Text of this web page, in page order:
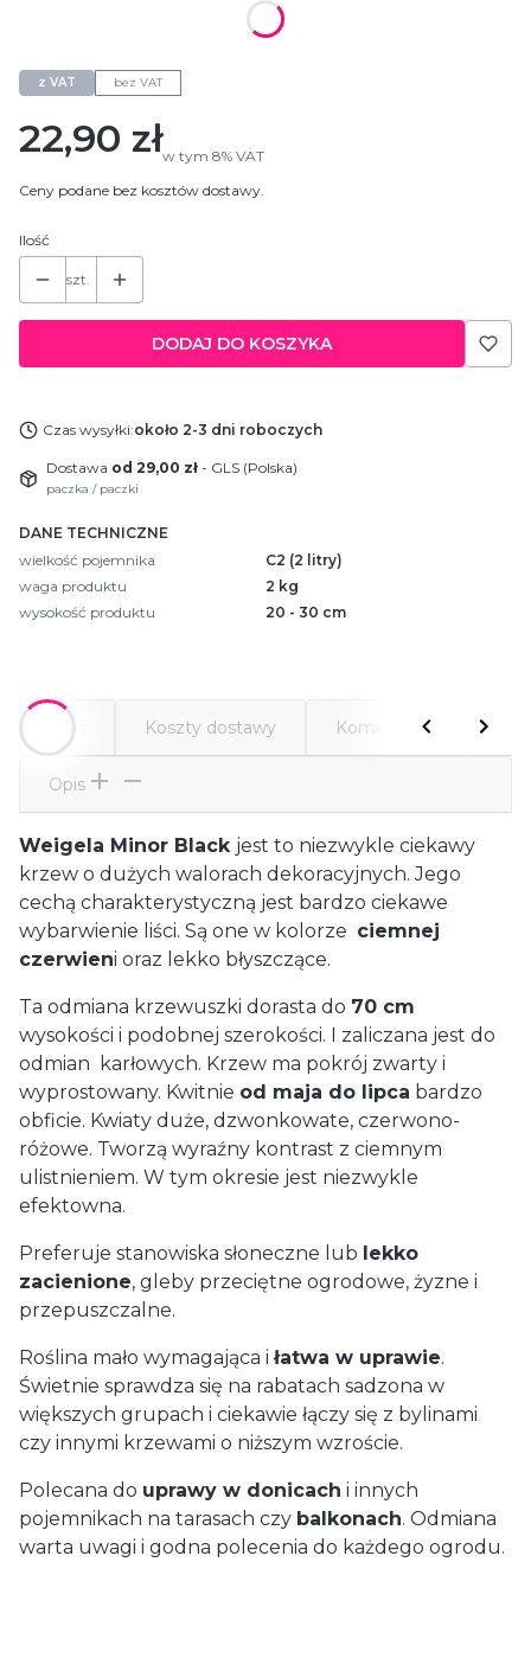
z VAT bez VAT
Cena
22,90 złw tym 8% VAT
Ceny podane bez kosztów dostawy.
Ilość
szt.
DODAJ DO KOSZYKA
Czas wysyłki:około 2-3 dni roboczych
Dostawa od 29,00 zł - GLS (Polska)
paczka / paczki
DANE TECHNICZNE
wielkość pojemnika
C2 (2 litry)
waga produktu
2 kg
wysokość produktu
20 - 30 cm
Opis Koszty dostawy Komentarze
Opis
Weigela Minor Black jest to niezwykle ciekawy
krzew o dużych walorach dekoracyjnych. Jego
cechą charakterystyczną jest bardzo ciekawe
wybarwienie liści. Są one w kolorze ciemnej
czerwieni oraz lekko błyszczące.
Ta odmiana krzewuszki dorasta do 70 cm
wysokości i podobnej szerokości. I zaliczana jest do
odmian karłowych. Krzew ma pokrój zwarty i
wyprostowany. Kwitnie od maja do lipca bardzo
obficie. Kwiaty duże, dzwonkowate, czerwono-
różowe. Tworzą wyraźny kontrast z ciemnym
ulistnieniem. W tym okresie jest niezwykle
efektowna.
Preferuje stanowiska słoneczne lub lekko
zacienione, gleby przeciętne ogrodowe, żyzne i
przepuszczalne.
Roślina mało wymagająca iłatwa w uprawie.
Świetnie sprawdza się na rabatach sadzona w
większych grupach i ciekawie łączy się z bylinami
czy innymi krzewami o niższym wzroście.
Polecana do uprawy w donicach i innych
pojemnikach na tarasach czy balkonach. Odmiana
warta uwagi i godna polecenia do każdego ogrodu.